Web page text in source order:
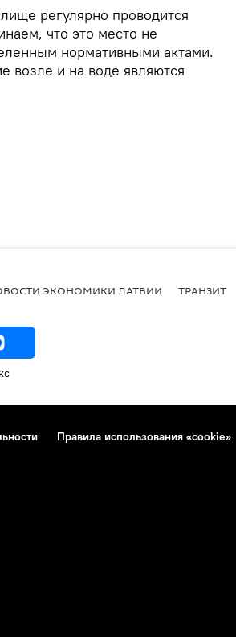
регулярно проводится
что это место не
нормативными актами.
возле и на воде являются
ЭКОНОМИКИ ЛАТВИИ ТРАНЗИТ
Правила использования «cookie»